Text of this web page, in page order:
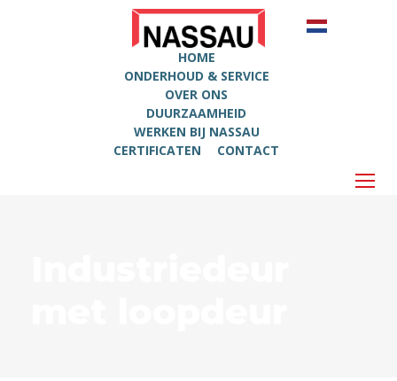
HOME
ONDERHOUD & SERVICE
OVER ONS
DUURZAAMHEID
WERKEN BIJ NASSAU
CERTIFICATEN
CONTACT